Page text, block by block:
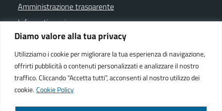
Diamo valore alla tua privacy
Utilizziamo i cookie per migliorare la tua esperienza di navigazione,
offrirti pubblicità o contenuti personalizzati e analizzare il nostro
traffico. Cliccando “Accetta tutti”, acconsenti al nostro utilizzo dei
cookie. Cookie Policy
Amministrazione trasparente
Informativa privacy
Note legali
Dichiarazione di accessibilità
Cookie policy